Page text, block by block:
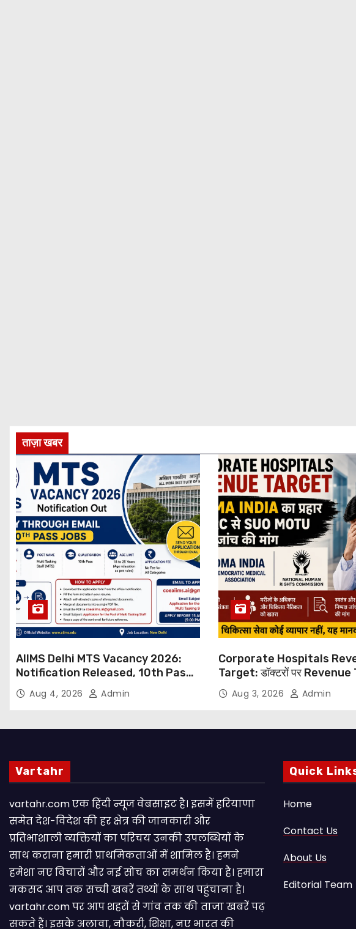
ताज़ा खबर
AIIMS Delhi MTS Vacancy 2026:
Notification Released, 10th Pass
Candidates Can Apply Through
Email
Aug 4, 2026 Admin
Corporate Hospitals
Target: डॉक्टरों पर
थोपने के खिलाफ DMA India का
NHRC से Suo Motu जांच की मांग
Aug 3, 2026 Admin
Vartahr
vartahr.com एक हिंदी न्यूज वेबसाइट है। इसमें हरियाणा
समेत देश-विदेश की हर क्षेत्र की जानकारी और
प्रतिभाशाली व्यक्तियों का परिचय उनकी उपलब्धियों के
साथ कराना हमारी प्राथमिकताओं में शामिल है। हमने
हमेशा नए विचारों और नई सोच का समर्थन किया है। हमारा
मकसद आप तक सच्ची खबरें तथ्यों के साथ पहुंचाना है।
vartahr.com पर आप शहरों से गांव तक की ताजा खबरें पढ़
सकते हैं। इसके अलावा, नौकरी, शिक्षा, नए भारत की
Quick
Home
Contact Us
About Us
Editorial Team